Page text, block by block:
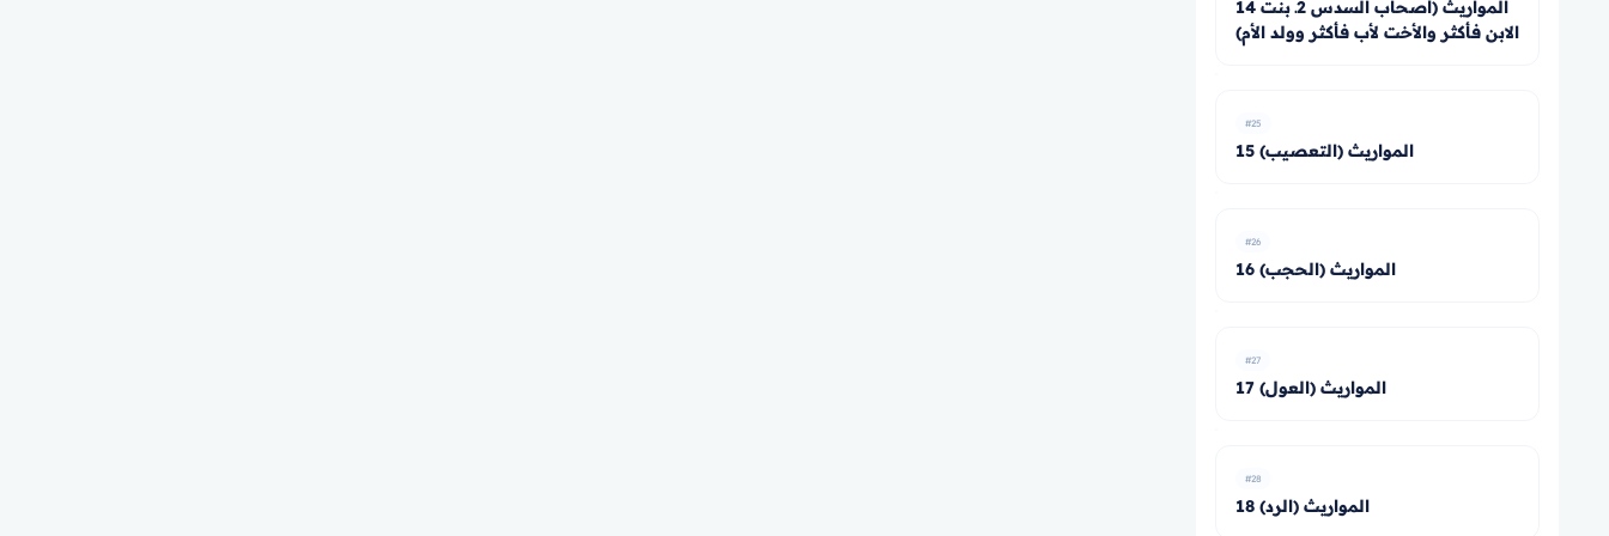
14 المواريث (أصحاب السدس 2ـ بنت
الابن فأكثر والأخت لأب فأكثر وولد الأم)
#25
15 المواريث (التعصيب)
#26
16 المواريث (الحجب)
#27
17 المواريث (العول)
#28
18 المواريث (الرد)